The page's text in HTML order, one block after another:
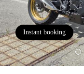
Instant booking